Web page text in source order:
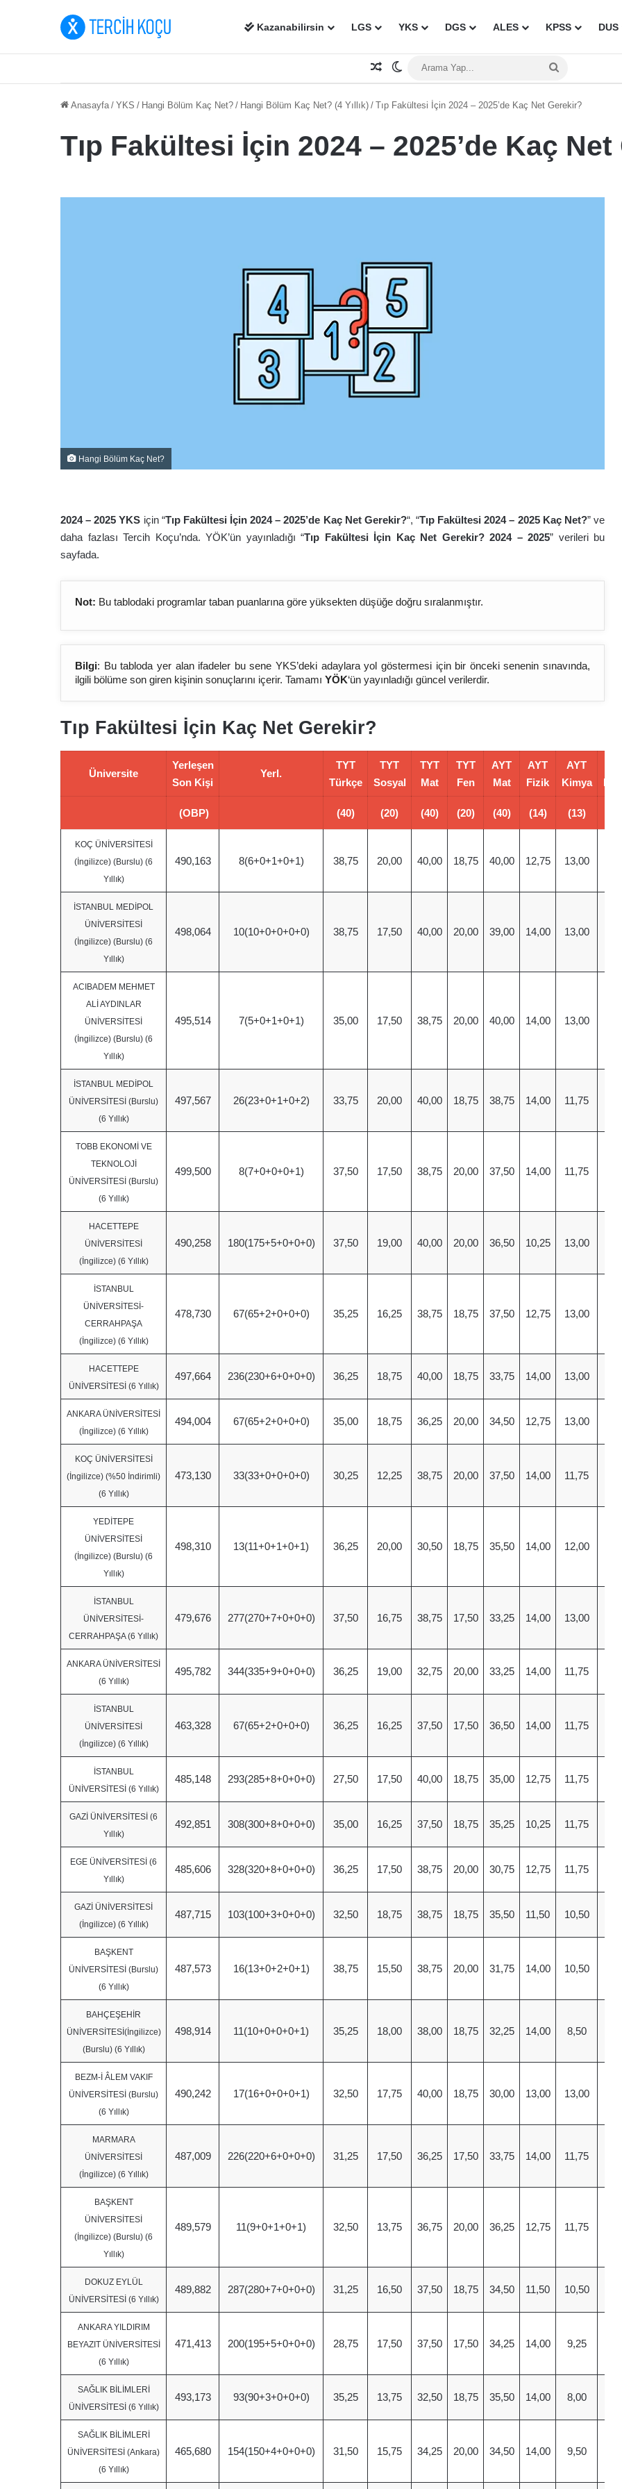
Kazanabilirsin LGS YKS DGS ALES KPSS DUS
Rastgele Makale
Dış görünümü değiştir
Anasayfa / YKS / Hangi Bölüm Kaç Net? / Hangi Bölüm Kaç Net? (4 Yıllık) / Tıp Fakültesi İçin 2024 – 2025’de Kaç Net Gerekir?
Tıp Fakültesi İçin 2024 – 2025’de Kaç
Hangi Bölüm Kaç Net?
2024 – 2025 YKS için “Tıp Fakültesi İçin 2024 – 2025’de Kaç Net Gerekir?“, “Tıp Fakültesi 2024 – 2025 Kaç Net?” ve
daha fazlası Tercih Koçu’nda. YÖK’ün yayınladığı “Tıp Fakültesi İçin Kaç Net Gerekir? 2024 – 2025” verileri bu
sayfada.
Not: Bu tablodaki programlar taban puanlarına göre yüksekten düşüğe doğru sıralanmıştır.
Bilgi: Bu tabloda yer alan ifadeler bu sene YKS’deki adaylara yol göstermesi için bir önceki senenin sınavında,
ilgili bölüme son giren kişinin sonuçlarını içerir. Tamamı YÖK‘ün yayınladığı güncel verilerdir.
Tıp Fakültesi İçin Kaç Net Gerekir?
Üniversite
Yerleşen
Son Kişi
Yerl.
TYT
Türkçe
TYT
Sosyal
TYT
Mat
TYT
Fen
AYT
Mat
AYT
Fizik
AYT
Kimya
(OBP) (40) (20) (40) (20) (40) (14) (13)
KOÇ ÜNİVERSİTESİ
(İngilizce) (Burslu) (6
Yıllık)
490,163 8(6+0+1+0+1) 38,75 20,00 40,00 18,75 40,00 12,75 13,00
İSTANBUL MEDİPOL
ÜNİVERSİTESİ
(İngilizce) (Burslu) (6
Yıllık)
498,064 10(10+0+0+0+0) 38,75 17,50 40,00 20,00 39,00 14,00 13,00
ACIBADEM MEHMET
ALİ AYDINLAR
ÜNİVERSİTESİ
(İngilizce) (Burslu) (6
Yıllık)
495,514 7(5+0+1+0+1) 35,00 17,50 38,75 20,00 40,00 14,00 13,00
İSTANBUL MEDİPOL
ÜNİVERSİTESİ (Burslu)
(6 Yıllık)
497,567 26(23+0+1+0+2) 33,75 20,00 40,00 18,75 38,75 14,00 11,75
TOBB EKONOMİ VE
TEKNOLOJİ
ÜNİVERSİTESİ (Burslu)
(6 Yıllık)
499,500 8(7+0+0+0+1) 37,50 17,50 38,75 20,00 37,50 14,00 11,75
HACETTEPE
ÜNİVERSİTESİ
(İngilizce) (6 Yıllık)
490,258 180(175+5+0+0+0) 37,50 19,00 40,00 20,00 36,50 10,25 13,00
İSTANBUL
ÜNİVERSİTESİ-
CERRAHPAŞA
(İngilizce) (6 Yıllık)
478,730 67(65+2+0+0+0) 35,25 16,25 38,75 18,75 37,50 12,75 13,00
HACETTEPE
ÜNİVERSİTESİ (6 Yıllık)
497,664 236(230+6+0+0+0) 36,25 18,75 40,00 18,75 33,75 14,00 13,00
ANKARA ÜNİVERSİTESİ
(İngilizce) (6 Yıllık)
494,004 67(65+2+0+0+0) 35,00 18,75 36,25 20,00 34,50 12,75 13,00
KOÇ ÜNİVERSİTESİ
(İngilizce) (%50 İndirimli)
(6 Yıllık)
473,130 33(33+0+0+0+0) 30,25 12,25 38,75 20,00 37,50 14,00 11,75
YEDİTEPE
ÜNİVERSİTESİ
(İngilizce) (Burslu) (6
Yıllık)
498,310 13(11+0+1+0+1) 36,25 20,00 30,50 18,75 35,50 14,00 12,00
İSTANBUL
ÜNİVERSİTESİ-
CERRAHPAŞA (6 Yıllık)
479,676 277(270+7+0+0+0) 37,50 16,75 38,75 17,50 33,25 14,00 13,00
ANKARA ÜNİVERSİTESİ
(6 Yıllık)
495,782 344(335+9+0+0+0) 36,25 19,00 32,75 20,00 33,25 14,00 11,75
İSTANBUL
ÜNİVERSİTESİ
(İngilizce) (6 Yıllık)
463,328 67(65+2+0+0+0) 36,25 16,25 37,50 17,50 36,50 14,00 11,75
İSTANBUL
ÜNİVERSİTESİ (6 Yıllık)
485,148 293(285+8+0+0+0) 27,50 17,50 40,00 18,75 35,00 12,75 11,75
GAZİ ÜNİVERSİTESİ (6
Yıllık)
492,851 308(300+8+0+0+0) 35,00 16,25 37,50 18,75 35,25 10,25 11,75
EGE ÜNİVERSİTESİ (6
Yıllık)
485,606 328(320+8+0+0+0) 36,25 17,50 38,75 20,00 30,75 12,75 11,75
GAZİ ÜNİVERSİTESİ
(İngilizce) (6 Yıllık)
487,715 103(100+3+0+0+0) 32,50 18,75 38,75 18,75 35,50 11,50 10,50
BAŞKENT
ÜNİVERSİTESİ (Burslu)
(6 Yıllık)
487,573 16(13+0+2+0+1) 38,75 15,50 38,75 20,00 31,75 14,00 10,50
BAHÇEŞEHİR
ÜNİVERSİTESİ(İngilizce)
(Burslu) (6 Yıllık)
498,914 11(10+0+0+0+1) 35,25 18,00 38,00 18,75 32,25 14,00 8,50
BEZM-İ ÂLEM VAKIF
ÜNİVERSİTESİ (Burslu)
(6 Yıllık)
490,242 17(16+0+0+0+1) 32,50 17,75 40,00 18,75 30,00 13,00 13,00
MARMARA
ÜNİVERSİTESİ
(İngilizce) (6 Yıllık)
487,009 226(220+6+0+0+0) 31,25 17,50 36,25 17,50 33,75 14,00 11,75
BAŞKENT
ÜNİVERSİTESİ
(İngilizce) (Burslu) (6
Yıllık)
489,579 11(9+0+1+0+1) 32,50 13,75 36,75 20,00 36,25 12,75 11,75
DOKUZ EYLÜL
ÜNİVERSİTESİ (6 Yıllık)
489,882 287(280+7+0+0+0) 31,25 16,50 37,50 18,75 34,50 11,50 10,50
ANKARA YILDIRIM
BEYAZIT ÜNİVERSİTESİ
(6 Yıllık)
471,413 200(195+5+0+0+0) 28,75 17,50 37,50 17,50 34,25 14,00 9,25
SAĞLIK BİLİMLERİ
ÜNİVERSİTESİ (6 Yıllık)
493,173 93(90+3+0+0+0) 35,25 13,75 32,50 18,75 35,50 14,00 8,00
SAĞLIK BİLİMLERİ
ÜNİVERSİTESİ (Ankara)
(6 Yıllık)
465,680 154(150+4+0+0+0) 31,50 15,75 34,25 20,00 34,50 14,00 9,50